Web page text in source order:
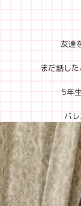
友達
まだ話し
5年
バ